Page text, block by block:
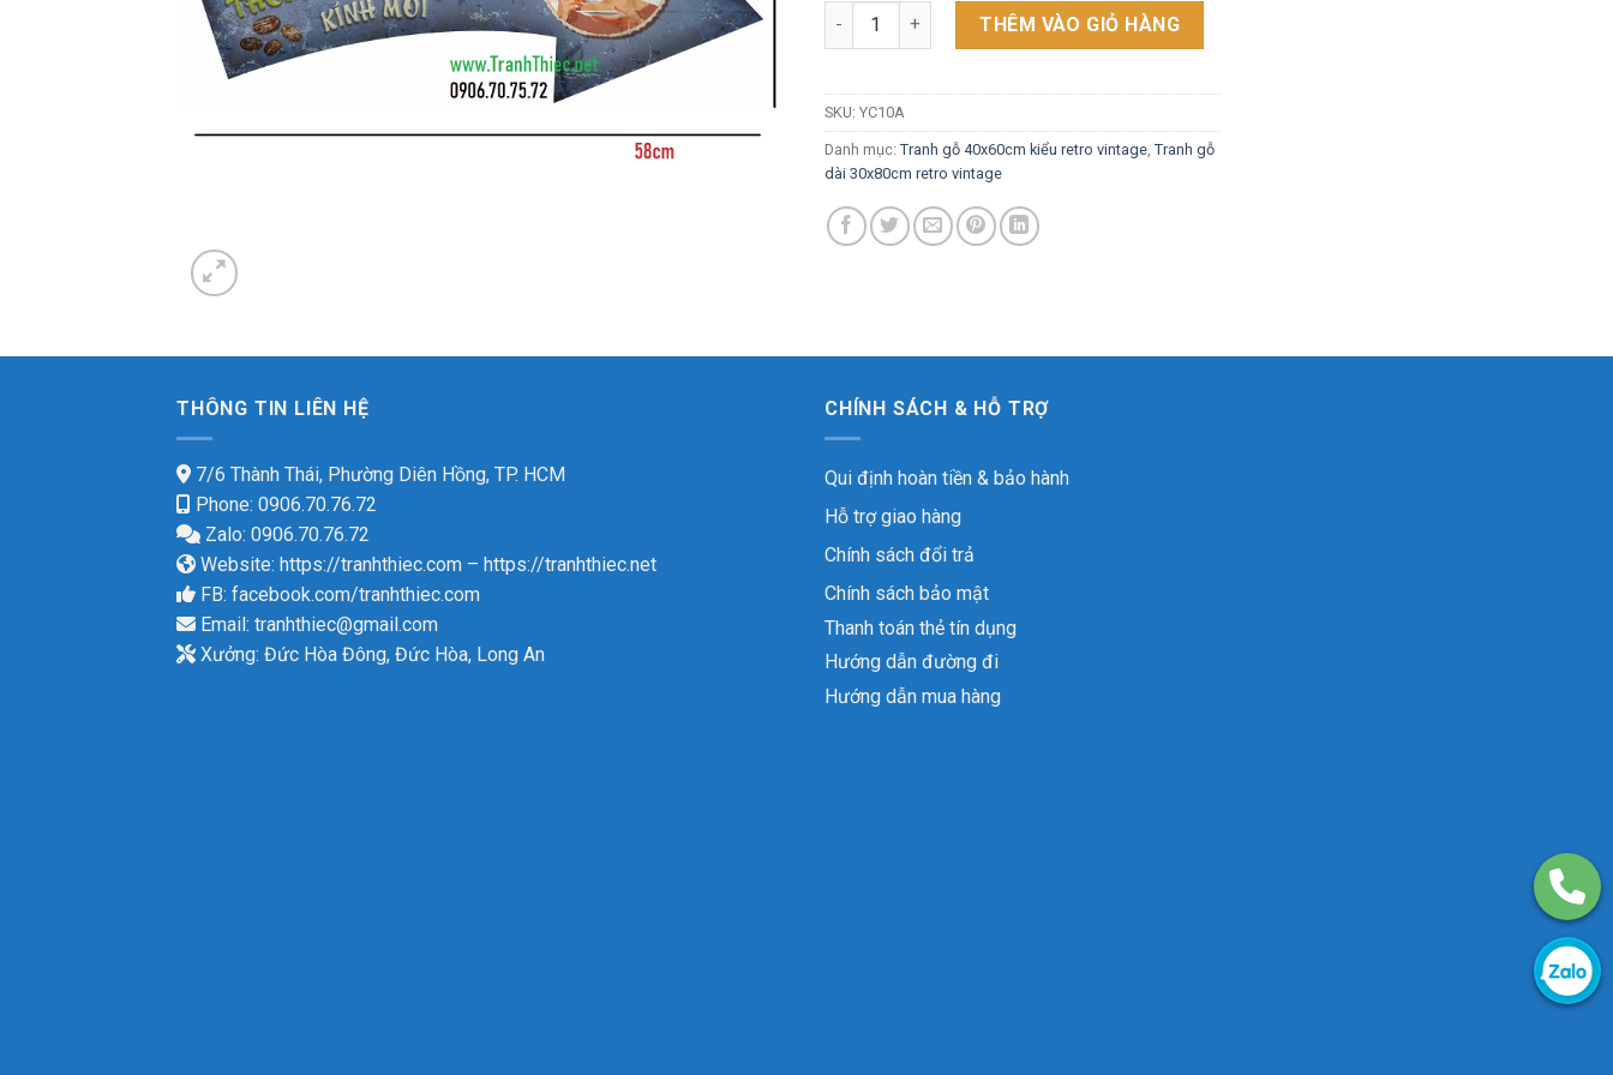
Tranh gỗ 58x28cm hình mũi tên "Cafe Thơm Ngon Kính Mời" YC-10A số lượng
THÊM VÀO GIỎ HÀNG
SKU: YC10A
Danh mục: Tranh gỗ 40x60cm kiểu retro vintage Tranh gỗ
dài 30x80cm retro vintage
THÔNG TIN LIÊN HỆ
7/6 Thành Thái, Phường Diên Hồng, TP. HCM
Phone: 0906.70.76.72
Zalo: 0906.70.76.72
Website: https://tranhthiec.com – https://tranhthiec.net
FB: facebook.com/tranhthiec.com
Email: tranhthiec@gmail.com
Xưởng: Đức Hòa Đông, Đức Hòa, Long An
CHÍNH SÁCH & HỖ TRỢ
Qui định hoàn tiền & bảo hành
Hỗ trợ giao hàng
Chính sách đổi trả
Chính sách bảo mật
Thanh toán thẻ tín dụng
Hướng dẫn đường đi
Hướng dẫn mua hàng